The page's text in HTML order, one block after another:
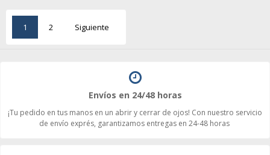
1 2 Siguiente
Envíos en 24/48 horas
¡Tu pedido en tus manos en un abrir y cerrar de ojos! Con nuestro servicio
de envío exprés, garantizamos entregas en 24-48 horas